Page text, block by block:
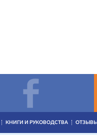
КНИГИ И РУКОВОДСТВА ОТЗЫВЫ